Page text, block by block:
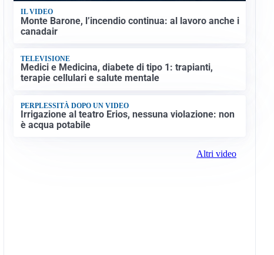
IL VIDEO
Monte Barone, l’incendio continua: al lavoro anche i
canadair
TELEVISIONE
Medici e Medicina, diabete di tipo 1: trapianti,
terapie cellulari e salute mentale
PERPLESSITÀ DOPO UN VIDEO
Irrigazione al teatro Erios, nessuna violazione: non
è acqua potabile
Altri video